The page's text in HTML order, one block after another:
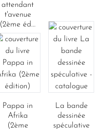
attendant
t'avenue
(2ème éd...
Pappa in
Afrika
(2ème
La bande
dessinée
spéculative